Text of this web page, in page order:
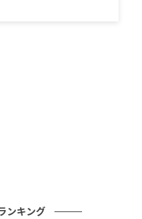
戦で日本史上初のゴー
「痛恨の初体験」と、
ンキング